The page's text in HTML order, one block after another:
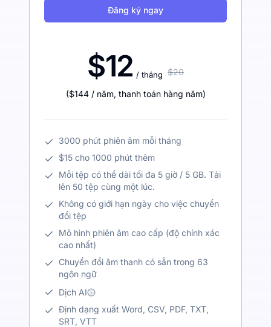
Đăng ký ngay
$12 / tháng $20
($144 / năm, thanh toán hàng năm)
3000 phút phiên âm mỗi tháng
$15 cho 1000 phút thêm
Mỗi tệp có thể dài tối đa 5 giờ / 5 GB. Tải
lên 50 tệp cùng một lúc.
Không có giới hạn ngày cho việc chuyển
đổi tệp
Mô hình phiên âm cao cấp (độ chính xác
cao nhất)
Chuyển đổi âm thanh có sẵn trong 63
ngôn ngữ
Dịch AI
Định dạng xuất Word, CSV, PDF, TXT,
SRT, VTT